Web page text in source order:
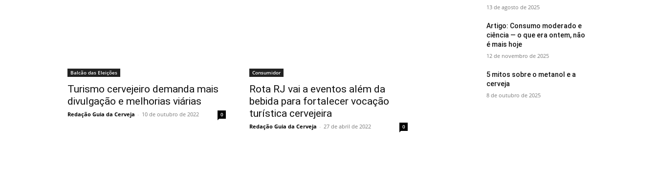
Balcão das Eleições
Turismo cervejeiro demanda mais
divulgação e melhorias viárias
Redação Guia da Cerveja - 10 de outubro de 2022 0
Consumidor
Rota RJ vai a eventos além da
bebida para fortalecer vocação
turística cervejeira
Redação Guia da Cerveja - 27 de abril de 2022 0
13 de agosto de 2025
Artigo: Consumo moderado e
ciência — o que era ontem, não
é mais hoje
12 de novembro de 2025
5 mitos sobre o metanol e a
cerveja
8 de outubro de 2025